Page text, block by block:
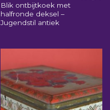
Blik ontbijtkoek met
halfronde deksel –
Jugendstil antiek